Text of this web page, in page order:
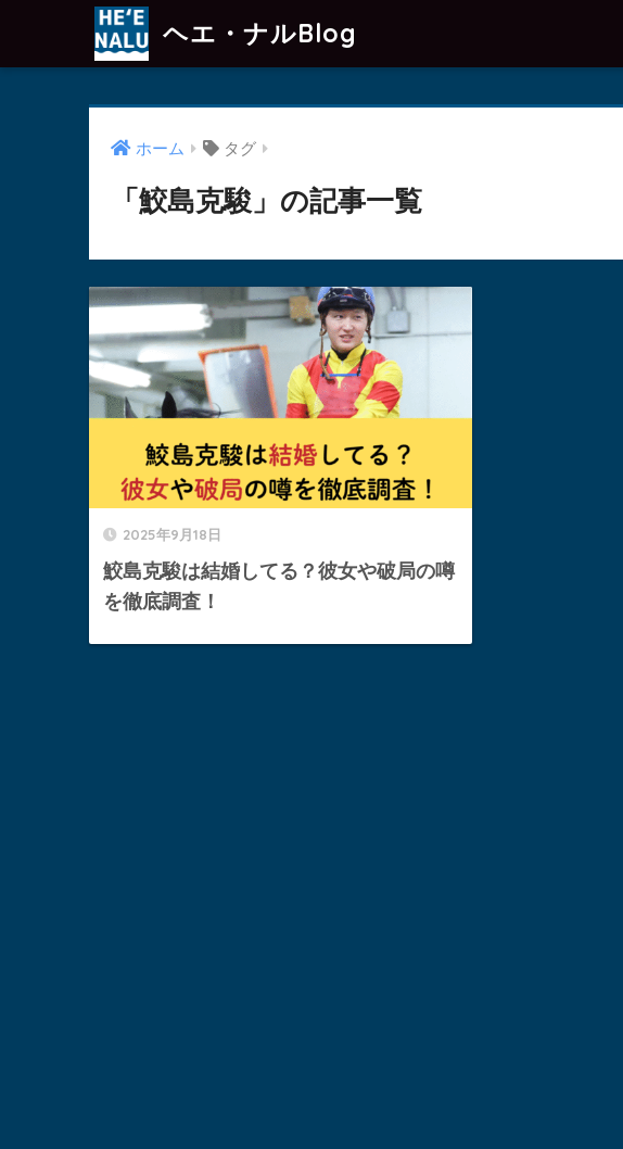
ヘエ・ナルBlog
ホーム タグ
「鮫島克駿」の記事一覧
2025年9月18日
鮫島克駿は結婚してる？彼女や破局の噂
を徹底調査！